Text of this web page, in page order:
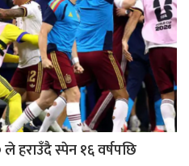
हराउँदै स्पेन १६ वर्षपछि